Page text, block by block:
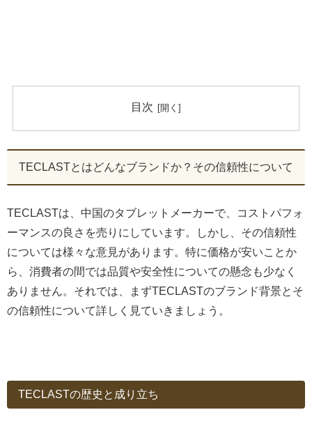
目次
TECLASTとはどんなブランドか？その信頼性について
TECLASTは、中国のタブレットメーカーで、コストパフォ
ーマンスの良さを売りにしています。しかし、その信頼性
については様々な意見があります。特に価格が安いことか
ら、消費者の間では品質や安全性についての懸念も少なく
ありません。それでは、まずTECLASTのブランド背景とそ
の信頼性について詳しく見ていきましょう。
TECLASTの歴史と成り立ち